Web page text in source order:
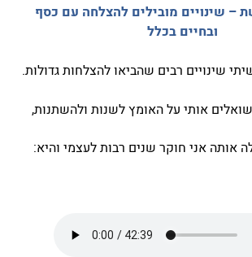
– שינויים מובילים להצלחה עם כסף
ובחיים בכלל
שינויים רבים שהביאו להצלחות גדולות.
אותי על האומץ לשנות ולהשתנות,
אותה אני חוקר שנים רבות לעצמי והיא: